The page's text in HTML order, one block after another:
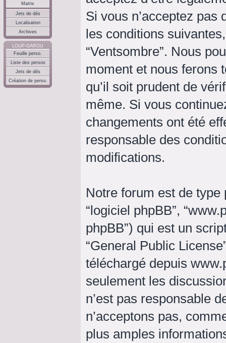
Matrix
Jets de dés
Localisation
Archives
LOUP-GAROU
Feuille perso.
Liste des persos
Jets de dés
Création de perso.
Si vous n’acceptez pas
les conditions
“Ventsombre”. Nous
moment et nous ferons
qu’il soit prudent de
même. Si vous
changements ont été
responsable des
modifications.
Notre forum est de type
“logiciel phpBB”,
phpBB”) qui est un
“General Public License
téléchargé depuis
seulement les
n’est pas responsable
n’acceptons pas,
plus amples